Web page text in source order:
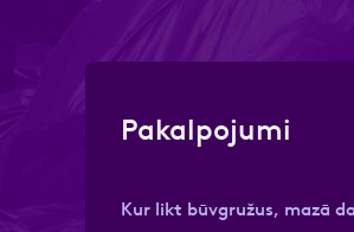
Pakalpojumi
Kur likt būvgružus, mazā